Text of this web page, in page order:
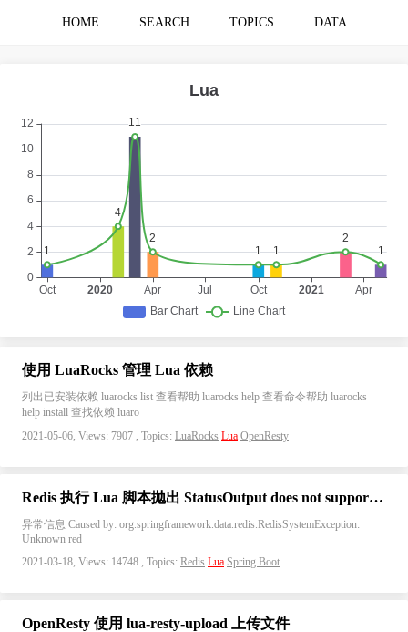
HOME SEARCH TOPICS DATA
使用 LuaRocks 管理 Lua 依赖
列出已安装依赖 luarocks list 查看帮助 luarocks help 查看命令帮助 luarocks
help install 查找依赖 luaro
2021-05-06, Views: 7907 , Topics: LuaRocks Lua OpenResty
Redis 执行 Lua 脚本抛出 StatusOutput does not support set(long) 异常
异常信息 Caused by: org.springframework.data.redis.RedisSystemException:
Unknown red
2021-03-18, Views: 14748 , Topics: Redis Lua Spring Boot
OpenResty 使用 lua-resty-upload 上传文件